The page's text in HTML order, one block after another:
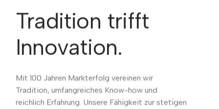
Tradition trifft
Innovation.
Mit 100 Jahren Markterfolg vereinen wir
Tradition, umfangreiches Know-how und
reichlich Erfahrung. Unsere Fähigkeit zur stetigen